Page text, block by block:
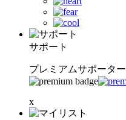
サポート
プレミアムサポーター
x